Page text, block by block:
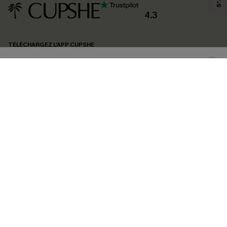
4.3
TÉLÉCHARGEZ L’APP CUPSHE
confidentialité
. Vous pouvez vous désabonner à tout moment.